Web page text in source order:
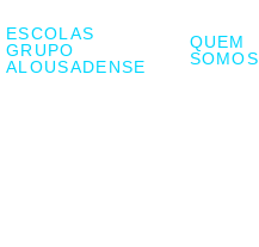
ESCOLAS
GRUPO
ALOUSADENSE
QUEM
SOMOS